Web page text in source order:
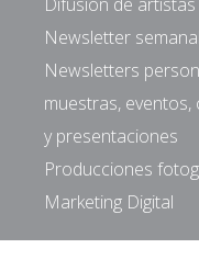
Newsletter semanal
Newsletters
muestras,
y presentaciones
Producciones
Marketing Digital